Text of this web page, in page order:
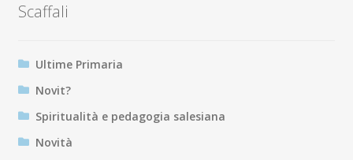
Scaffali
Ultime Primaria
Novit?
Spiritualità e pedagogia salesiana
Novità